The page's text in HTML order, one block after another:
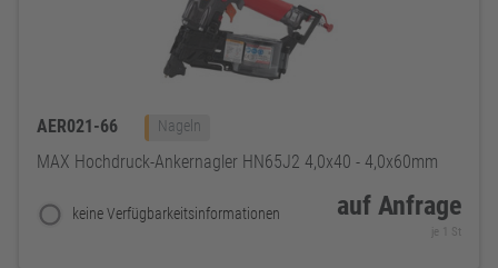
AER021-66 Nageln
MAX Hochdruck-Ankernagler HN65J2 4,0x40 - 4,0x60mm
keine Verfügbarkeitsinformationen auf Anfrage
je 1 St